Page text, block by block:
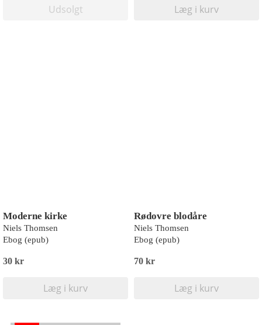
Udsolgt Læg i kurv
Moderne kirke
Niels Thomsen
Ebog (epub)
30 kr
Læg i kurv
Rødovre blodåre
Niels Thomsen
Ebog (epub)
70 kr
Læg i kurv